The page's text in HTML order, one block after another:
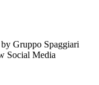
Gruppo Spaggiari
Social Media